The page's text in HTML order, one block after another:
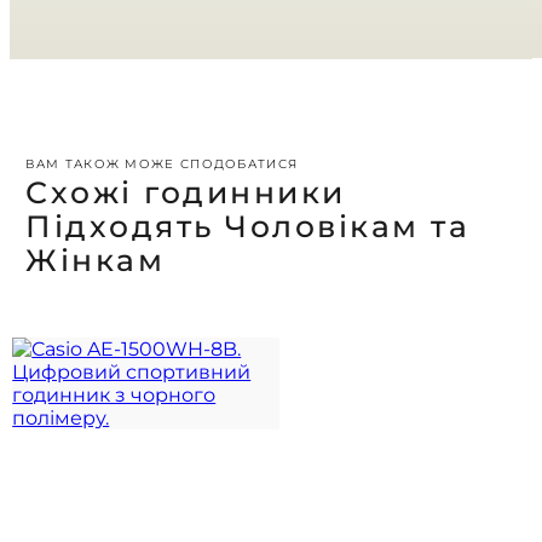
ВАМ ТАКОЖ МОЖЕ СПОДОБАТИСЯ
Схожі годинники
Підходять Чоловікам та
Жінкам